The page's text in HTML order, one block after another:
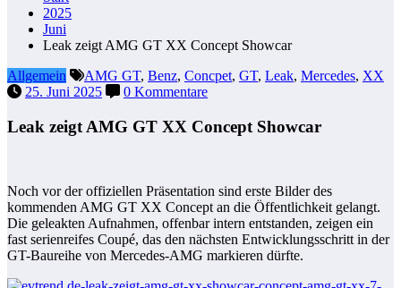
2025
Juni
Leak zeigt AMG GT XX Concept Showcar
Allgemein
AMG GT, Benz, Concpet, GT, Leak, Mercedes, XX
25. Juni 2025
0 Kommentare
Leak zeigt AMG GT XX Concept Showcar
Noch vor der offiziellen Präsentation sind erste Bilder des
kommenden AMG GT XX Concept an die Öffentlichkeit gelangt.
Die geleakten Aufnahmen, offenbar intern entstanden, zeigen ein
fast serienreifes Coupé, das den nächsten Entwicklungsschritt in der
GT-Baureihe von Mercedes-AMG markieren dürfte.